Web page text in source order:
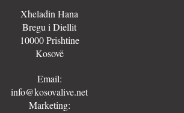
Xheladin Hana
Bregu i Diellit
10000 Prishtine
Kosovë
Email:
info@kosovalive.net
Marketing: